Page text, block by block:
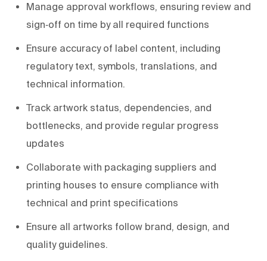
Manage approval workflows, ensuring review and
sign‑off on time by all required functions
Ensure accuracy of label content, including
regulatory text, symbols, translations, and
technical information.
Track artwork status, dependencies, and
bottlenecks, and provide regular progress
updates
Collaborate with packaging suppliers and
printing houses to ensure compliance with
technical and print specifications
Ensure all artworks follow brand, design, and
quality guidelines.